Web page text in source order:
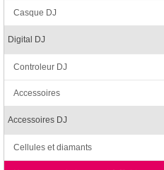
Casque DJ
Digital DJ
Controleur DJ
Accessoires
Accessoires DJ
Cellules et diamants